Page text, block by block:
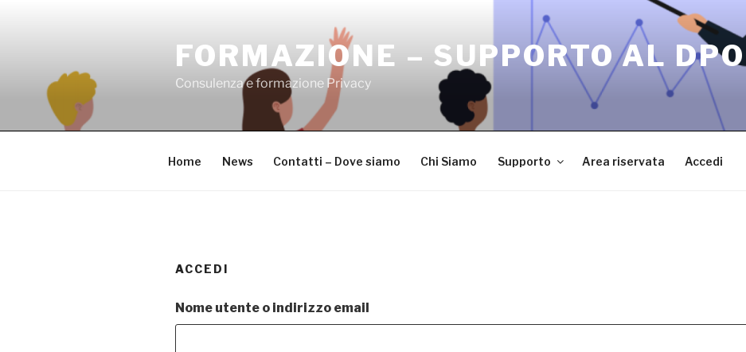
FORMAZIONE – SUPPORTO AL DPO
Consulenza e formazione Privacy
Home News Contatti – Dove siamo Chi Siamo Supporto Area riservata Accedi
ACCEDI
Nome utente o indirizzo email